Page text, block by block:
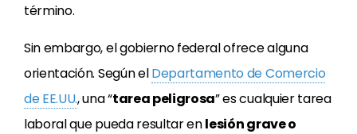
término.
Sin embargo, el gobierno federal ofrece alguna
orientación. Según elDepartamento de Comercio
de EE.UU., una “tarea peligrosa” es cualquier tarea
laboral que pueda resultar enlesión grave o